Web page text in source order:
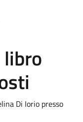
Di Iorio presso